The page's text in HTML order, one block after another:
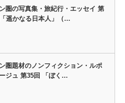
圏の写真集・旅紀行・エッセイ 第
遥かなる日本人」（…
圏題材のノンフィクション・ルポ
ジュ 第35回 「ぼく…